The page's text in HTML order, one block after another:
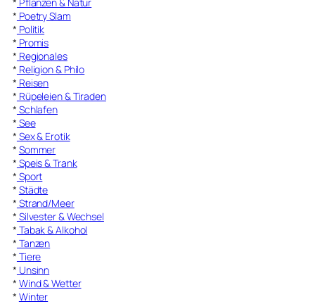
* Poetry Slam
* Politik
* Promis
* Regionales
* Religion & Philo
* Reisen
* Rüpeleien & Tiraden
* Schlafen
* See
* Sex & Erotik
* Sommer
* Speis & Trank
* Sport
* Städte
* Strand/Meer
* Silvester & Wechsel
* Tabak & Alkohol
* Tanzen
* Tiere
* Unsinn
* Wind & Wetter
* Winter